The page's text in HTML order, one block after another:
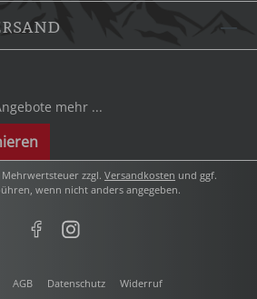
mehr ...
zzgl. Versandkosten und ggf.
wenn nicht anders angegeben.
AGB Datenschutz Widerruf